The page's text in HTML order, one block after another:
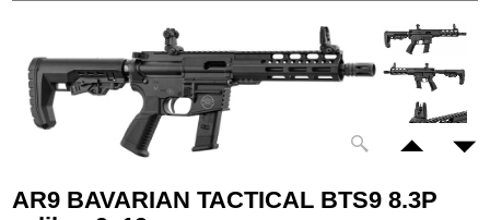
AR9 BAVARIAN TACTICAL BTS9 8.3P